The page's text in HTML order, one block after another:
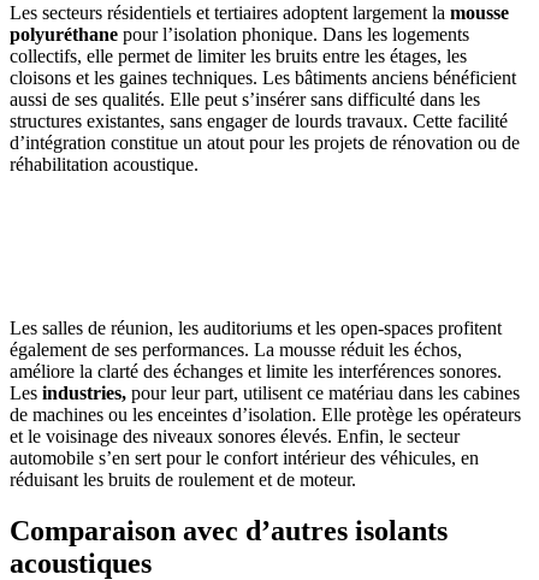
Les secteurs résidentiels et tertiaires adoptent largement la mousse
polyuréthane pour l’isolation phonique. Dans les logements
collectifs, elle permet de limiter les bruits entre les étages, les
cloisons et les gaines techniques. Les bâtiments anciens bénéficient
aussi de ses qualités. Elle peut s’insérer sans difficulté dans les
structures existantes, sans engager de lourds travaux. Cette facilité
d’intégration constitue un atout pour les projets de rénovation ou de
réhabilitation acoustique.
Les salles de réunion, les auditoriums et les open-spaces profitent
également de ses performances. La mousse réduit les échos,
améliore la clarté des échanges et limite les interférences sonores.
Les industries, pour leur part, utilisent ce matériau dans les cabines
de machines ou les enceintes d’isolation. Elle protège les opérateurs
et le voisinage des niveaux sonores élevés. Enfin, le secteur
automobile s’en sert pour le confort intérieur des véhicules, en
réduisant les bruits de roulement et de moteur.
Comparaison avec d’autres isolants
acoustiques